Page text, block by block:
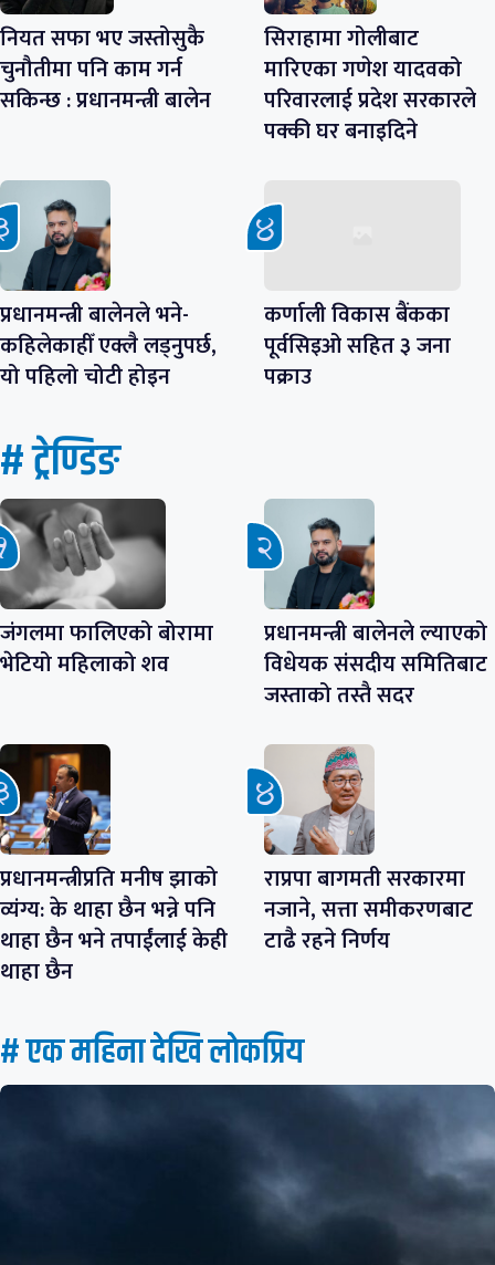
नियत सफा भए जस्तोसुकै
चुनौतीमा पनि काम गर्न
सकिन्छ : प्रधानमन्त्री बालेन
सिराहामा गोलीबाट
मारिएका गणेश यादवको
परिवारलाई प्रदेश सरकारले
पक्की घर बनाइदिने
प्रधानमन्त्री बालेनले भने-
कहिलेकाहीँ एक्लै लड्नुपर्छ,
यो पहिलो चोटी होइन
कर्णाली विकास बैंकका
पूर्वसिइओ सहित ३ जना
पक्राउ
# ट्रेण्डिङ
जंगलमा फालिएको बोरामा
भेटियो महिलाको शव
प्रधानमन्त्री बालेनले ल्याएको
विधेयक संसदीय समितिबाट
जस्ताको तस्तै सदर
प्रधानमन्त्रीप्रति मनीष झाको
व्यंग्य: के थाहा छैन भन्ने पनि
थाहा छैन भने तपाईंलाई केही
थाहा छैन
राप्रपा बागमती सरकारमा
नजाने, सत्ता समीकरणबाट
टाढै रहने निर्णय
# एक महिना देखि लाेकप्रिय